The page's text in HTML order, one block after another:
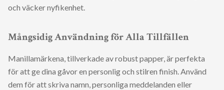
och väcker nyfikenhet.
Mångsidig Användning för Alla Tillfällen
Manillamärkena, tillverkade av robust papper, är perfekta
för att ge dina gåvor en personlig och stilren finish. Använd
dem för att skriva namn, personliga meddelanden eller